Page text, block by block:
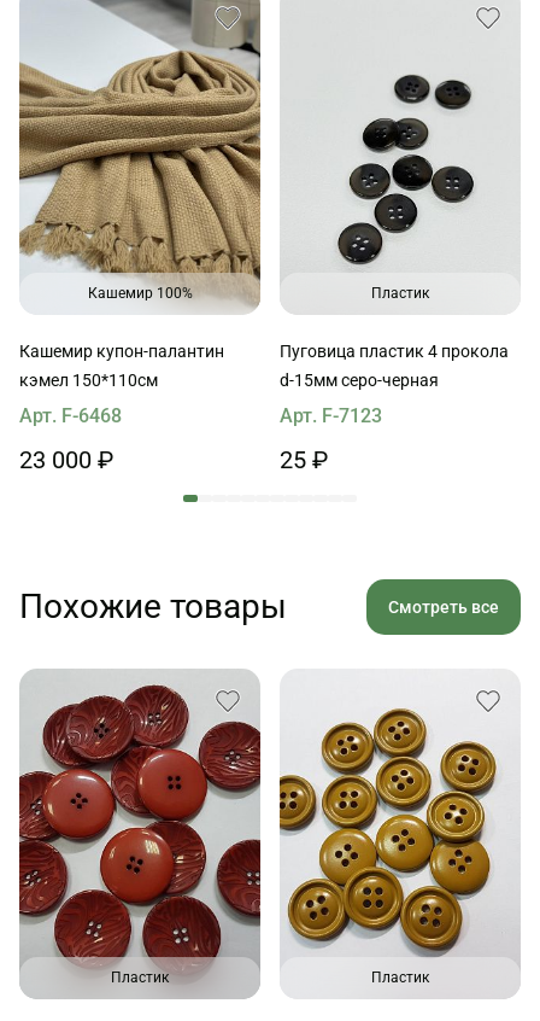
Кашемир 100%
Кашемир купон-палантин
кэмел 150*110см
Арт. F-6468
23 000 ₽
Пластик
Пуговица пластик 4 прокола
d-15мм серо-черная
Арт. F-7123
25 ₽
Похожие товары Смотреть все
Пластик Пластик